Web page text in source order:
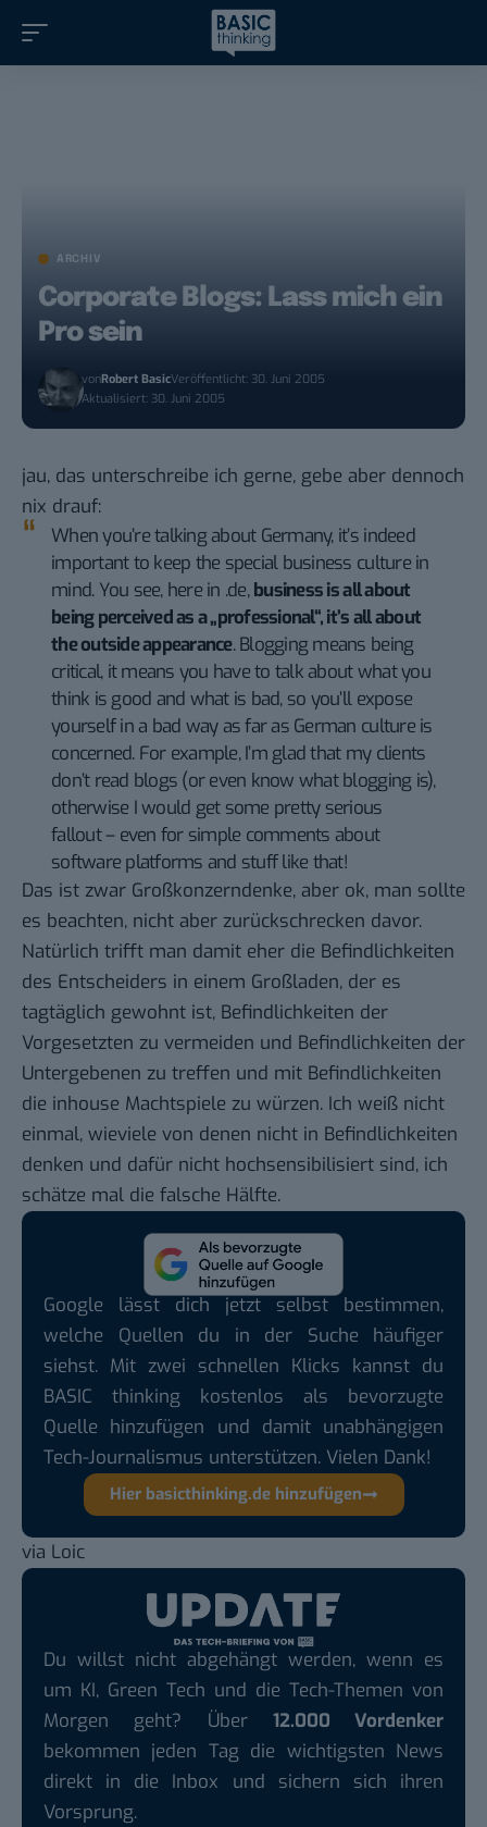
ARCHIV
Corporate Blogs: Lass mich ein
Pro sein
vonRobert BasicVeröffentlicht: 30. Juni 2005
Aktualisiert: 30. Juni 2005
jau, das unterschreibe ich gerne, gebe aber dennoch
nix drauf:
When you’re talking about Germany, it’s indeed
important to keep the special business culture in
mind. You see, here in .de,business is all about
being perceived as a „professional“, it’s all about
the outside appearance. Blogging means being
critical, it means you have to talk about what you
think is good and what is bad, so you’ll expose
yourself in a bad way as far as German culture is
concerned. For example, I’m glad that my clients
don’t read blogs (or even know what blogging is),
otherwise I would get some pretty serious
fallout – even for simple comments about
software platforms and stuff like that!
Das ist zwar Großkonzerndenke, aber ok, man sollte
es beachten, nicht aber zurückschrecken davor.
Natürlich trifft man damit eher die Befindlichkeiten
des Entscheiders in einem Großladen, der es
tagtäglich gewohnt ist, Befindlichkeiten der
Vorgesetzten zu vermeiden und Befindlichkeiten der
Untergebenen zu treffen und mit Befindlichkeiten
die inhouse Machtspiele zu würzen. Ich weiß nicht
einmal, wieviele von denen nicht in Befindlichkeiten
denken und dafür nicht hochsensibilisiert sind, ich
schätze mal die falsche Hälfte.
Google lässt dich jetzt selbst bestimmen,
welche Quellen du in der Suche häufiger
siehst. Mit zwei schnellen Klicks kannst du
BASIC thinking kostenlos als bevorzugte
Quelle hinzufügen und damit unabhängigen
Tech-Journalismus unterstützen. Vielen Dank!
Hier basicthinking.de hinzufügen
via Loic
Du willst nicht abgehängt werden, wenn es
um KI, Green Tech und die Tech-Themen von
Morgen geht? Über 12.000 Vordenker
bekommen jeden Tag die wichtigsten News
direkt in die Inbox und sichern sich ihren
Vorsprung.